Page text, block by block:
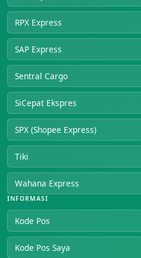
RPX Express
SAP Express
Sentral Cargo
SiCepat Ekspres
SPX (Shopee Express)
Tiki
Wahana Express
INFORMASI
Kode Pos
Kode Pos Saya